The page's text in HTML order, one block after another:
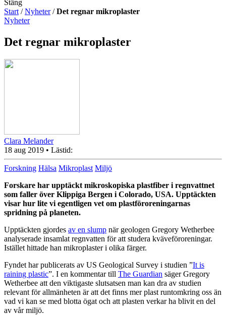
Stäng
Start /Nyheter/Det regnar mikroplaster
Nyheter
Det regnar mikroplaster
Clara Melander
18 aug 2019 • Lästid:
Forskning Hälsa Mikroplast Miljö
Forskare har upptäckt mikroskopiska plastfiber i regnvattnet
som faller över Klippiga Bergen i Colorado, USA. Upptäckten
visar hur lite vi egentligen vet om plastföroreningarnas
spridning på planeten.
Upptäckten gjordes av en slump när geologen Gregory Wetherbee
analyserade insamlat regnvatten för att studera kväveföroreningar.
Istället hittade han mikroplaster i olika färger.
Fyndet har publicerats av US Geological Survey i studien ”It is
raining plastic”. I en kommentar till The Guardian säger Gregory
Wetherbee att den viktigaste slutsatsen man kan dra av studien
relevant för allmänheten är att det finns mer plast runtomkring oss än
vad vi kan se med blotta ögat och att plasten verkar ha blivit en del
av vår miljö.